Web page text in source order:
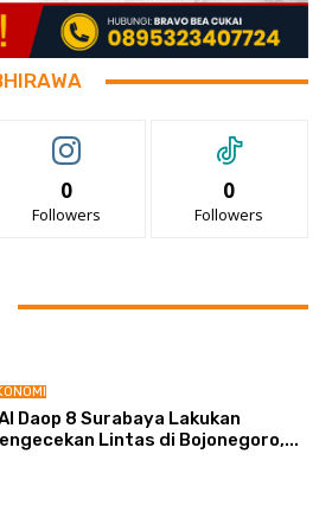
0
Followers
0
Followers
Daop 8 Surabaya Lakukan
Lintas di Bojonegoro,...